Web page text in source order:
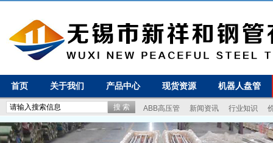
首页 关于我们 产品中心 现货资源 机器人盘管
ABB高压管 新闻资讯 行业知识